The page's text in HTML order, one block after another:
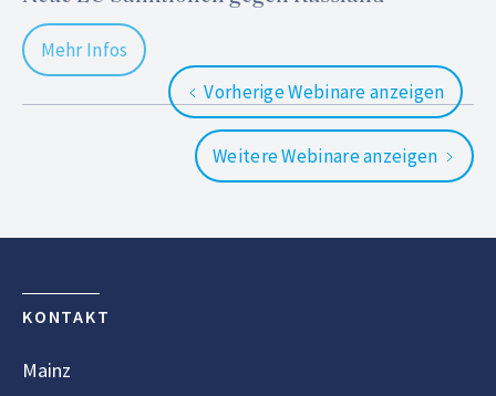
Mehr Infos
Vorherige Webinare anzeigen
Weitere Webinare anzeigen
KONTAKT
Mainz